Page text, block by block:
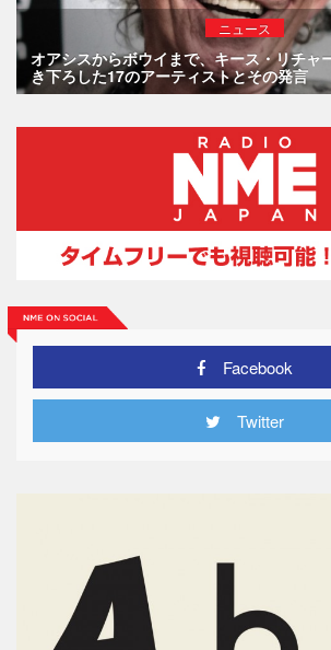
ニュース
オアシスからボウイまで、キース・リチャ
き下ろした17のアーティストとその発言
Facebook
Twitter